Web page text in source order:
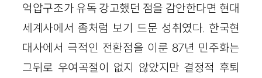
억압구조가 유독 강고했던 점을 감안한다면 현대
세계사에서 좀처럼 보기 드문 성취였다. 한국현
대사에서 극적인 전환점을 이룬 87년 민주화는
그뒤로 우여곡절이 없지 않았지만 결정적 후퇴